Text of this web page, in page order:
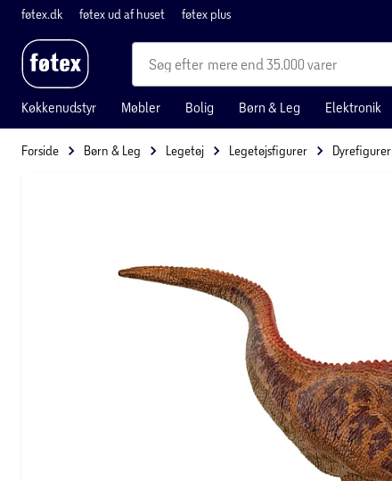
føtex.dk føtex ud af huset føtex plus
mere end 35.000 varer
Køkkenudstyr Møbler Bolig Børn & Leg Elektronik
Forside Børn & Leg Legetøj Legetøjsfigurer Dyrefigurer